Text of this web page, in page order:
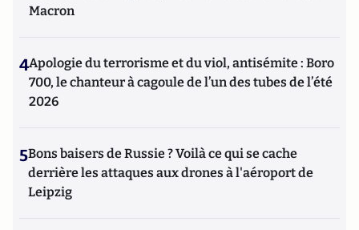
Macron
4Apologie du terrorisme et du viol, antisémite : Boro
700, le chanteur à cagoule de l’un des tubes de l’été
2026
5Bons baisers de Russie ? Voilà ce qui se cache
derrière les attaques aux drones à l'aéroport de
Leipzig